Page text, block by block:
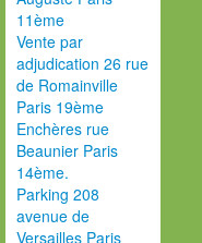
11ème
Vente par
adjudication 26 rue
de Romainville
Paris 19ème
Enchères rue
Beaunier Paris
14ème.
Parking 208
avenue de
Versailles Paris